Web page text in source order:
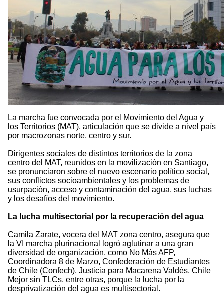
La marcha fue convocada por el Movimiento del Agua y
los Territorios (MAT), articulación que se divide a nivel país
por macrozonas norte, centro y sur.
Dirigentes sociales de distintos territorios de la zona
centro del MAT, reunidos en la movilización en Santiago,
se pronunciaron sobre el nuevo escenario político social,
sus conflictos socioambientales y los problemas de
usurpación, acceso y contaminación del agua, sus luchas
y los desafíos del movimiento.
La lucha multisectorial por la recuperación del agua
Camila Zarate, vocera del MAT zona centro, asegura que
la VI marcha plurinacional logró aglutinar a una gran
diversidad de organización, como No Más AFP,
Coordinadora 8 de Marzo, Confederación de Estudiantes
de Chile (Confech), Justicia para Macarena Valdés, Chile
Mejor sin TLCs, entre otras, porque la lucha por la
desprivatización del agua es multisectorial.